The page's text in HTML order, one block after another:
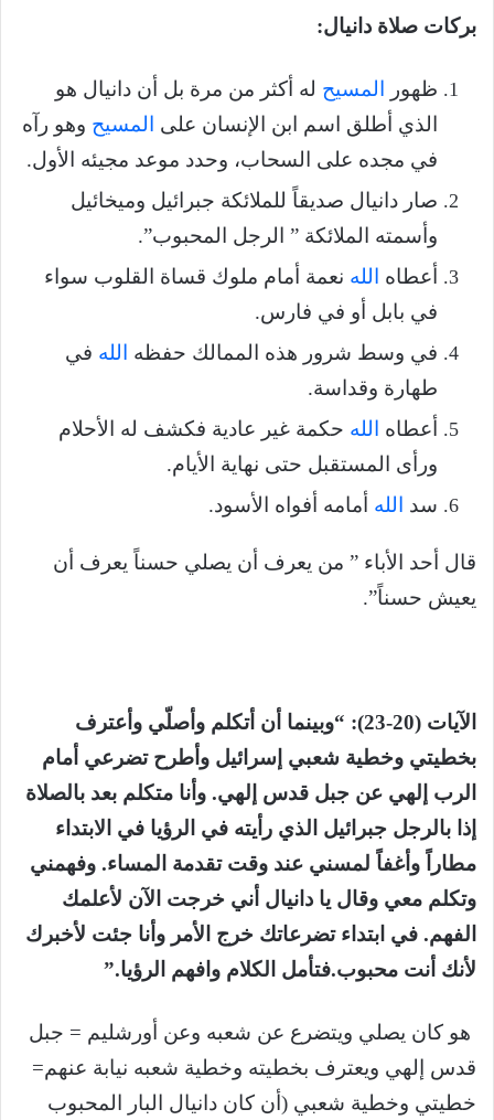
بركات صلاة دانيال:
ظهور المسيح له أكثر من مرة بل أن دانيال هو
الذي أطلق اسم ابن الإنسان على
المسيح وهو رآه
في مجده على السحاب، وحدد موعد مجيئه الأول.
صار دانيال صديقاً للملائكة جبرائيل وميخائيل
وأسمته الملائكة ” الرجل المحبوب”.
أعطاه
الله نعمة أمام ملوك قساة القلوب سواء
في بابل أو في فارس.
في وسط شرور هذه الممالك حفظه
الله في
طهارة وقداسة.
أعطاه
الله حكمة غير عادية فكشف له الأحلام
ورأى المستقبل حتى نهاية الأيام.
سد
الله أمامه أفواه الأسود.
قال أحد الأباء ” من يعرف أن يصلي حسناً يعرف أن
يعيش حسناً”.
الآيات (20-23): “وبينما أن أتكلم وأصلّي وأعترف
بخطيتي وخطية شعبي إسرائيل وأطرح تضرعي أمام
الرب إلهي عن جبل قدس إلهي. وأنا متكلم بعد بالصلاة
إذا بالرجل جبرائيل الذي رأيته في الرؤيا في الابتداء
مطاراً وأغفاً لمسني عند وقت تقدمة المساء. وفهمني
وتكلم معي وقال يا دانيال أني خرجت الآن لأعلمك
الفهم. في ابتداء تضرعاتك خرج الأمر وأنا جئت لأخبرك
لأنك أنت محبوب.فتأمل الكلام وافهم الرؤيا.”
هو كان يصلي ويتضرع عن شعبه وعن أورشليم = جبل
قدس إلهي ويعترف بخطيته وخطية شعبه نيابة عنهم=
خطيتي وخطية شعبي (أن كان دانيال البار المحبوب